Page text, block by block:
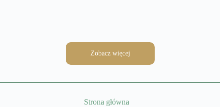
Zobacz więcej
Strona główna